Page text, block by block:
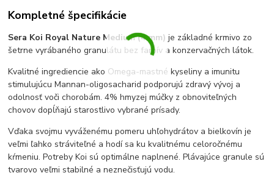
Kompletné špecifikácie
Sera Koi Royal Nature Medium (4 mm) je základné krmivo zo
šetrne vyrábaného granulátu bez farbív a konzervačných látok.
Kvalitné ingrediencie ako Omega-mastné kyseliny a imunitu
stimulujúcu Mannan-oligosacharid podporujú zdravý vývoj a
odolnosť voči chorobám. 4% hmyzej múčky z obnoviteľných
chovov dopĺňajú starostlivo vybrané prísady.
Vďaka svojmu vyváženému pomeru uhľohydrátov a bielkovín je
veľmi ľahko stráviteľné a hodí sa ku kvalitnému celoročnému
kŕmeniu. Potreby Koi sú optimálne naplnené. Plávajúce granule sú
tvarovo veľmi stabilné a neznečisťujú vodu.